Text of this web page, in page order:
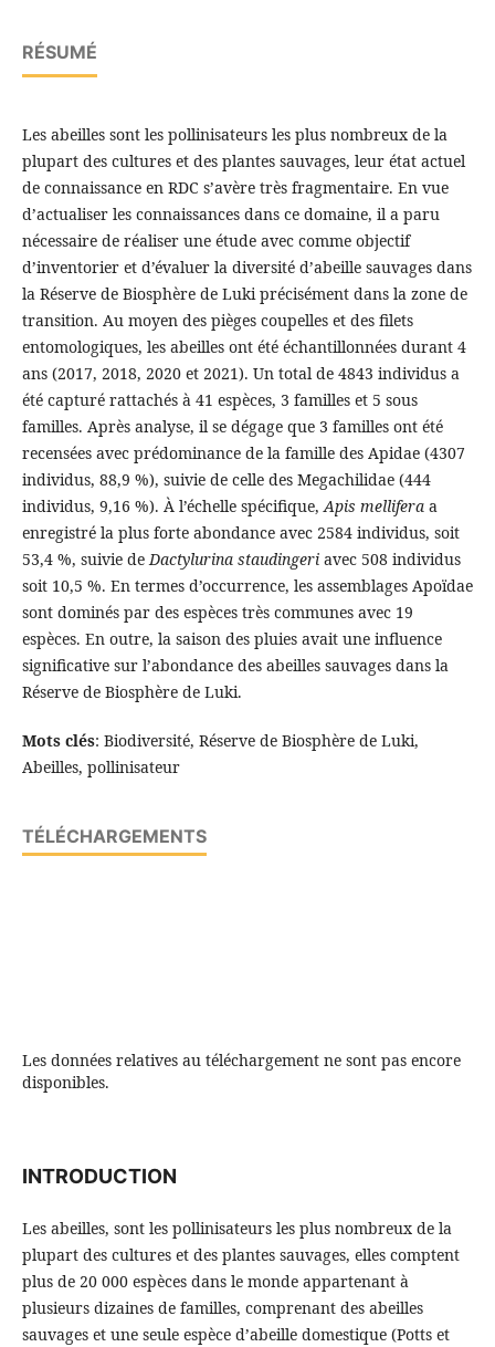
RÉSUMÉ
Les abeilles sont les pollinisateurs les plus nombreux de la
plupart des cultures et des plantes sauvages, leur état actuel
de connaissance en RDC s’avère très fragmentaire. En vue
d’actualiser les connaissances dans ce domaine, il a paru
nécessaire de réaliser une étude avec comme objectif
d’inventorier et d’évaluer la diversité d’abeille sauvages dans
la Réserve de Biosphère de Luki précisément dans la zone de
transition. Au moyen des pièges coupelles et des filets
entomologiques, les abeilles ont été échantillonnées durant 4
ans (2017, 2018, 2020 et 2021). Un total de 4843 individus a
été capturé rattachés à 41 espèces, 3 familles et 5 sous
familles. Après analyse, il se dégage que 3 familles ont été
recensées avec prédominance de la famille des Apidae (4307
individus, 88,9 %), suivie de celle des Megachilidae (444
individus, 9,16 %). À l’échelle spécifique,Apis melliferaa
enregistré la plus forte abondance avec 2584 individus, soit
53,4 %, suivie deDactylurina staudingeriavec 508 individus
soit 10,5 %. En termes d’occurrence, les assemblages Apoïdae
sont dominés par des espèces très communes avec 19
espèces. En outre, la saison des pluies avait une influence
significative sur l’abondance des abeilles sauvages dans la
Réserve de Biosphère de Luki.
Mots clés: Biodiversité, Réserve de Biosphère de Luki,
Abeilles, pollinisateur
TÉLÉCHARGEMENTS
Les données relatives au téléchargement ne sont pas encore
disponibles.
INTRODUCTION
Les abeilles, sont les pollinisateurs les plus nombreux de la
plupart des cultures et des plantes sauvages, elles comptent
plus de 20 000 espèces dans le monde appartenant à
plusieurs dizaines de familles, comprenant des abeilles
sauvages et une seule espèce d’abeille domestique (Potts et